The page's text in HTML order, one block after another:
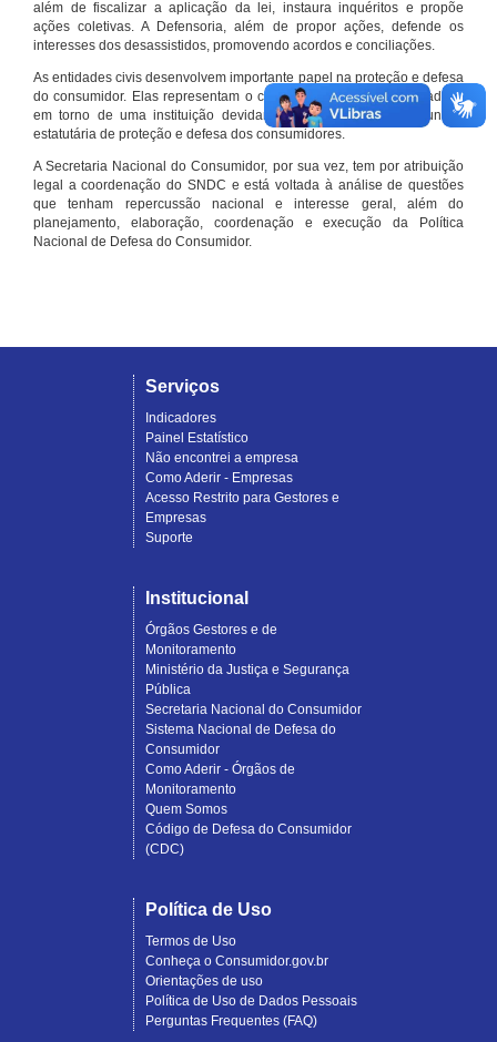
além de fiscalizar a aplicação da lei, instaura inquéritos e propõe
ações coletivas. A Defensoria, além de propor ações, defende os
interesses dos desassistidos, promovendo acordos e conciliações.
As entidades civis desenvolvem importante papel na proteção e defesa
do consumidor. Elas representam o conjunto organizado de cidadãos
em torno de uma instituição devidamente registrada e com função
estatutária de proteção e defesa dos consumidores.
A Secretaria Nacional do Consumidor, por sua vez, tem por atribuição
legal a coordenação do SNDC e está voltada à análise de questões
que tenham repercussão nacional e interesse geral, além do
planejamento, elaboração, coordenação e execução da Política
Nacional de Defesa do Consumidor.
Serviços
Indicadores
Painel Estatístico
Não encontrei a empresa
Como Aderir - Empresas
Acesso Restrito para Gestores e
Empresas
Suporte
Institucional
Órgãos Gestores e de
Monitoramento
Ministério da Justiça e Segurança
Pública
Secretaria Nacional do Consumidor
Sistema Nacional de Defesa do
Consumidor
Como Aderir - Órgãos de
Monitoramento
Quem Somos
Código de Defesa do Consumidor
(CDC)
Política de Uso
Termos de Uso
Conheça o Consumidor.gov.br
Orientações de uso
Política de Uso de Dados Pessoais
Perguntas Frequentes (FAQ)